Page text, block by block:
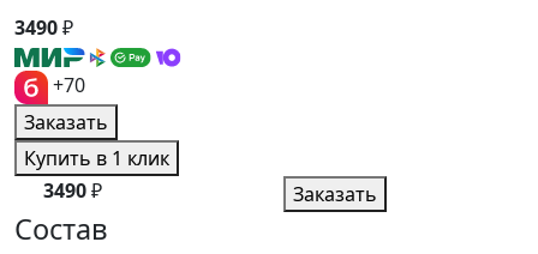
3490₽
+70
Заказать
Купить в 1 клик
3490₽ Заказать
Состав